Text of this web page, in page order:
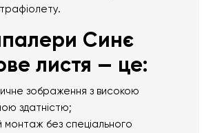
Синє
листя — це:
зображення з високою
здатністю;
монтаж без спеціального